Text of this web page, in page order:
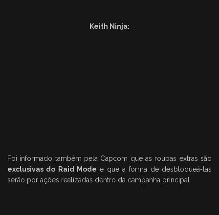
Keith Ninja:
Foi informado também pela Capcom que as roupas extras são
exclusivas do Raid Mode e que a forma de desbloqueá-las
serão por ações realizadas dentro da campanha principal.